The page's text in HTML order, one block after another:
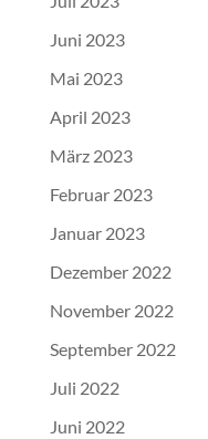
Juni 2023
Mai 2023
April 2023
März 2023
Februar 2023
Januar 2023
Dezember 2022
November 2022
September 2022
Juli 2022
Juni 2022